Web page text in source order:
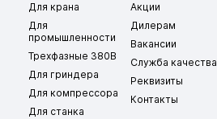
Для крана
Для
промышленности
Трехфазные 380В
Для гриндера
Для компрессора
Для станка
Акции
Дилерам
Вакансии
Служба качества
Реквизиты
Контакты